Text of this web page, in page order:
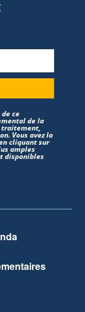
ce
de la
traitement,
Vous avez la
cliquant sur
amples
disponibles